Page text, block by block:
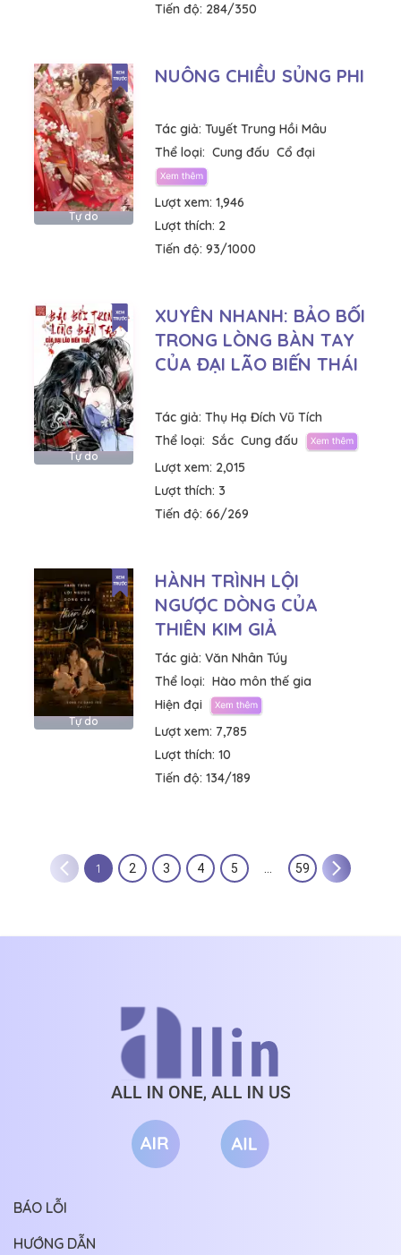
Tiến độ: 284/350
Tự do
NUÔNG CHIỀU SỦNG PHI
Tác giả: Tuyết Trung Hồi Mâu
Thể loại: Cung đấu Cổ đại
Lượt xem: 1,946
Lượt thích: 2
Tiến độ: 93/1000
Tự do
XUYÊN NHANH: BẢO BỐI
TRONG LÒNG BÀN TAY
CỦA ĐẠI LÃO BIẾN THÁI
Tác giả: Thụ Hạ Đích Vũ Tích
Thể loại: Sắc Cung đấu
Lượt xem: 2,015
Lượt thích: 3
Tiến độ: 66/269
Tự do
HÀNH TRÌNH LỘI
NGƯỢC DÒNG CỦA
THIÊN KIM GIẢ
Tác giả: Văn Nhân Túy
Thể loại: Hào môn thế gia
Hiện đại
Lượt xem: 7,785
Lượt thích: 10
Tiến độ: 134/189
1 2 3 4 5 59
BÁO LỖI
HƯỚNG DẪN